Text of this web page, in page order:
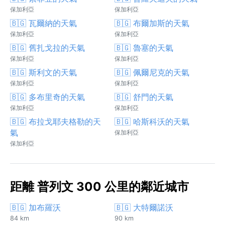
保加利亞 保加利亞
🇧🇬 瓦爾納的天氣
保加利亞
🇧🇬 布爾加斯的天氣
保加利亞
🇧🇬 舊扎戈拉的天氣
保加利亞
🇧🇬 魯塞的天氣
保加利亞
🇧🇬 斯利文的天氣
保加利亞
🇧🇬 佩爾尼克的天氣
保加利亞
🇧🇬 多布里奇的天氣
保加利亞
🇧🇬 舒門的天氣
保加利亞
🇧🇬 布拉戈耶夫格勒的天
氣
保加利亞
🇧🇬 哈斯科沃的天氣
保加利亞
距離 普列文 300 公里的鄰近城市
🇧🇬 加布羅沃
84 km
🇧🇬 大特爾諾沃
90 km